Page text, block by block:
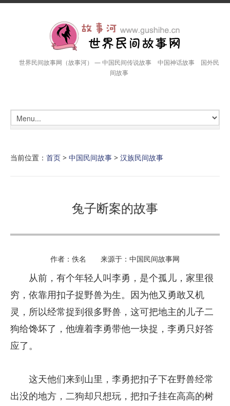
世界民间故事网（故事河） — 中国民间传说故事 中国神话故事 国外民
间故事
当前位置： 首页 > 中国民间故事 > 汉族民间故事
兔子断案的故事
作者：佚名 来源于：中国民间故事网
从前，有个年轻人叫李勇，是个孤儿，家里很
穷，依靠用扣子捉野兽为生。因为他又勇敢又机
灵，所以经常捉到很多野兽，这可把地主的儿子二
狗给馋坏了，他缠着李勇带他一块捉，李勇只好答
应了。
这天他们来到山里，李勇把扣子下在野兽经常
出没的地方，二狗却只想玩，把扣子挂在高高的树